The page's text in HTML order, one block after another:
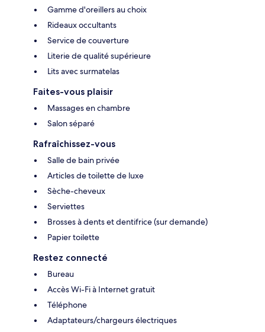
Gamme d'oreillers au choix
Rideaux occultants
Service de couverture
Literie de qualité supérieure
Lits avec surmatelas
Faites-vous plaisir
Massages en chambre
Salon séparé
Rafraîchissez-vous
Salle de bain privée
Articles de toilette de luxe
Sèche-cheveux
Serviettes
Brosses à dents et dentifrice (sur demande)
Papier toilette
Restez connecté
Bureau
Accès Wi-Fi à Internet gratuit
Téléphone
Adaptateurs/chargeurs électriques